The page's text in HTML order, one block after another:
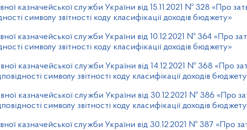
казначейської служби України від 15.11.2021 № 328 «Про
символу звітності коду класифікації доходів бюджету»
казначейської служби України від 10.12.2021 № 364 «Про
символу звітності коду класифікації доходів бюджету»
казначейської служби України від 14.12.2021 № 368 «Про
символу звітності коду класифікації доходів
казначейської служби України від 30.12.2021 № 386 «Про
символу звітності коду класифікації доходів
казначейської служби України від 30.12.2021 № 387 «Про